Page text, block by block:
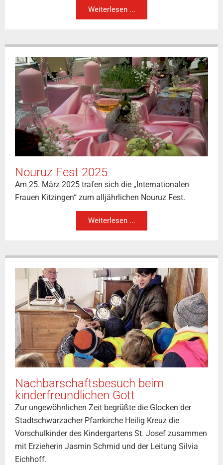
Weiterlesen ...
Nouruz Fest 2025
Am 25. März 2025 trafen sich die „Internationalen
Frauen Kitzingen“ zum alljährlichen Nouruz Fest.
Weiterlesen ...
Nachbarschaftsbesuch beim
kinderfreundlichen Gott
Zur ungewöhnlichen Zeit begrüßte die Glocken der
Stadtschwarzacher Pfarrkirche Heilig Kreuz die
Vorschulkinder des Kindergartens St. Josef zusammen
mit Erzieherin Jasmin Schmid und der Leitung Silvia
Eichhoff.